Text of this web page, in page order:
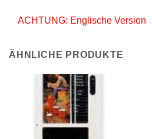
ACHTUNG: Englische Version
ÄHNLICHE PRODUKTE